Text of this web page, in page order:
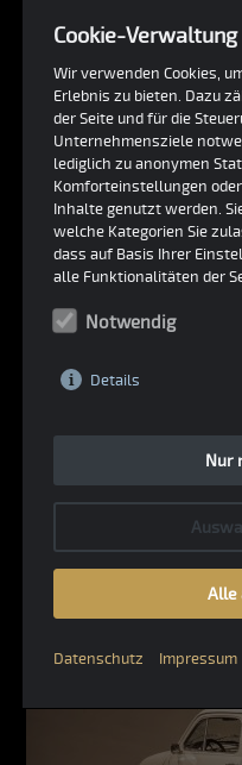
Cookie-Verwaltung
Wir verwenden Cookies,
Erlebnis zu bieten. Dazu
der Seite und für die
Unternehmensziele
lediglich zu anonymen
Komforteinstellungen
Inhalte genutzt werden.
welche Kategorien Sie
dass auf Basis Ihrer
alle Funktionalitäten der
Notwendig
Details
Nur
Alle
Datenschutz Impressum